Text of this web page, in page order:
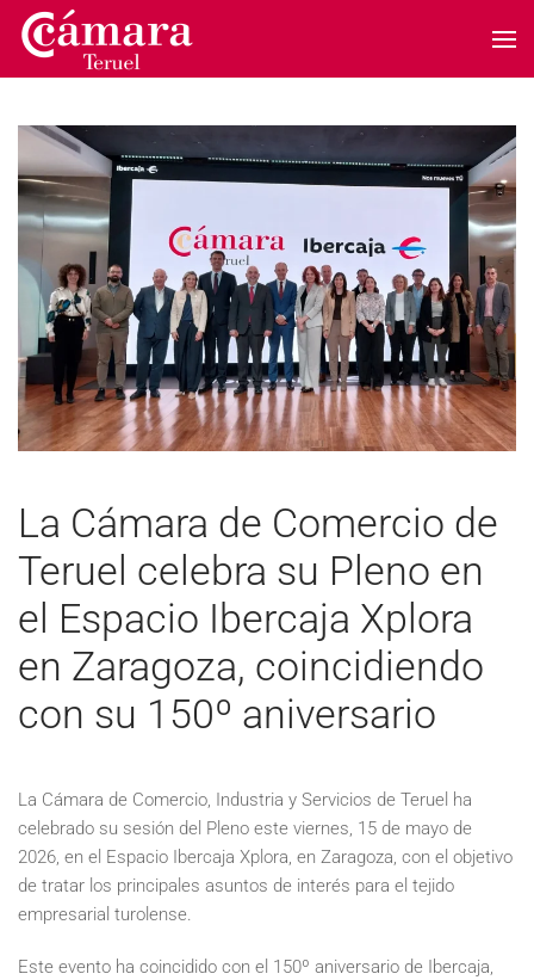
Skip to main content
La Cámara de Comercio de
Teruel celebra su Pleno en
el Espacio Ibercaja Xplora
en Zaragoza, coincidiendo
con su 150º aniversario
La Cámara de Comercio, Industria y Servicios de Teruel ha
celebrado su sesión del Pleno este viernes, 15 de mayo de
2026, en el Espacio Ibercaja Xplora, en Zaragoza, con el objetivo
de tratar los principales asuntos de interés para el tejido
empresarial turolense.
Este evento ha coincidido con el 150º aniversario de Ibercaja,